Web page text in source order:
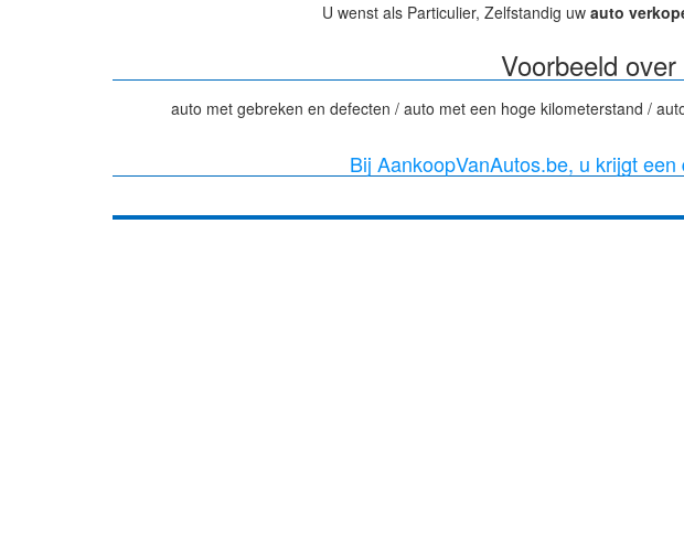
U wenst als Particulier, Zelfstandig uw auto
Voorbeeld
auto met gebreken en defecten / auto met een hoge kilometerstand /
Bij AankoopVanAutos.be, u krijgt een